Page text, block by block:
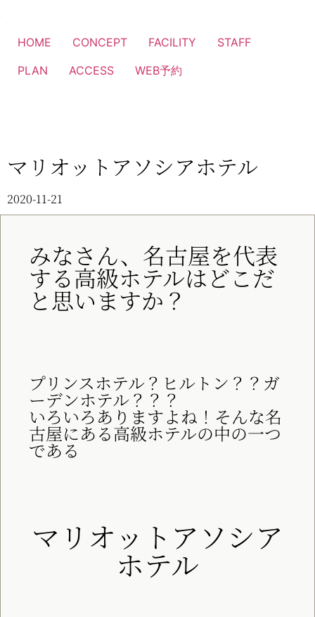
HOME CONCEPT FACILITY
STAFF
PLAN
ACCESS WEB予約
マリオットアソシアホテル
2020-11-21
みなさん、名古屋を代表
する高級ホテルはどこだ
と思いますか？
プリンスホテル？ヒルトン？？ガ
ーデンホテル？？？
いろいろありますよね！そんな名
古屋にある高級ホテルの中の一つ
である
マリオットアソシア
ホテル